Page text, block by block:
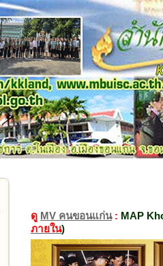
ดู MV คนขอนแก่น: MAP
ภายใน)